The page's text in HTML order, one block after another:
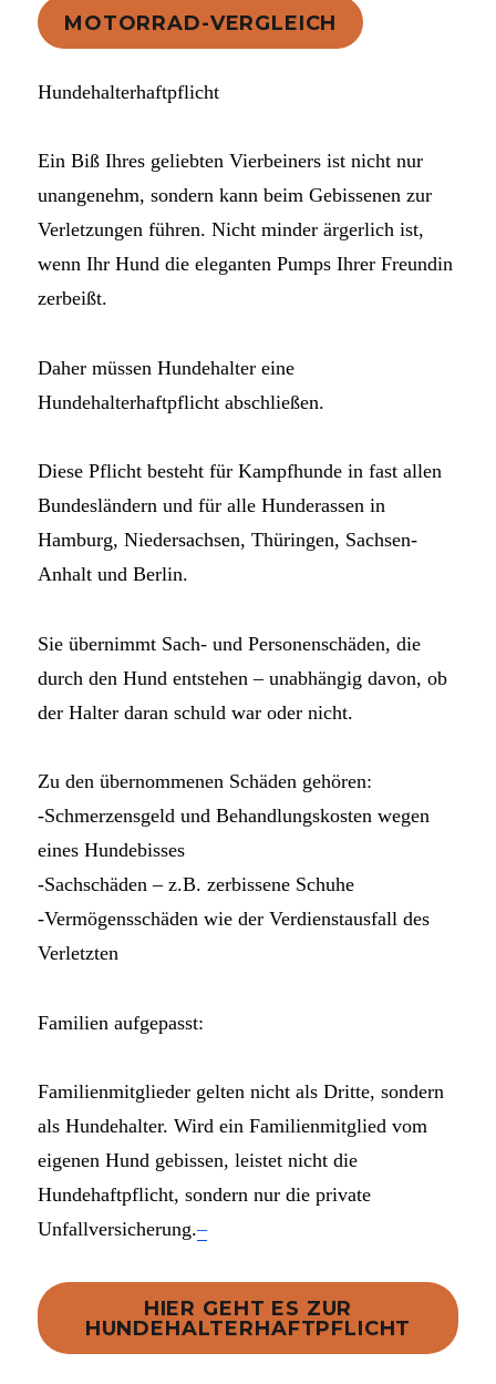
MOTORRAD-VERGLEICH
Hundehalterhaftpflicht
Ein Biß Ihres geliebten Vierbeiners ist nicht nur
unangenehm, sondern kann beim Gebissenen zur
Verletzungen führen. Nicht minder ärgerlich ist,
wenn Ihr Hund die eleganten Pumps Ihrer Freundin
zerbeißt.
Daher müssen Hundehalter eine
Hundehalterhaftpflicht abschließen.
Diese Pflicht besteht für Kampfhunde in fast allen
Bundesländern und für alle Hunderassen in
Hamburg, Niedersachsen, Thüringen, Sachsen-
Anhalt und Berlin.
Sie übernimmt Sach- und Personenschäden, die
durch den Hund entstehen – unabhängig davon, ob
der Halter daran schuld war oder nicht.
Zu den übernommenen Schäden gehören:
-Schmerzensgeld und Behandlungskosten wegen
eines Hundebisses
-Sachschäden – z.B. zerbissene Schuhe
-Vermögensschäden wie der Verdienstausfall des
Verletzten
Familien aufgepasst:
Familienmitglieder gelten nicht als Dritte, sondern
als Hundehalter. Wird ein Familienmitglied vom
eigenen Hund gebissen, leistet nicht die
Hundehaftpflicht, sondern nur die private
Unfallversicherung.–
HIER GEHT ES ZUR
HUNDEHALTERHAFTPFLICHT